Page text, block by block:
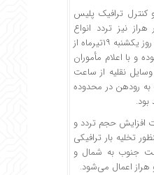
کنترل ترافیک پلیس
نیز تردد انواع
وسایل نقلیه از ساعت ۱۴ تا ۲۴ روز یکشنبه ۱۹تیرماه از
و با اعلام مأموران
نقلیه از ساعت
به رودهن در محدوده
افزایش حجم تردد و
تخلیه بار ترافیکی
جنوب به شمال و
اعمال می‌شود.